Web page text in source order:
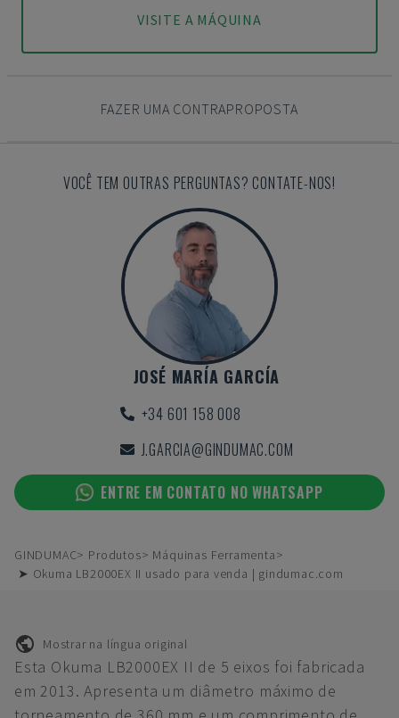
VISITE A MÁQUINA
FAZER UMA CONTRAPROPOSTA
VOCÊ TEM OUTRAS PERGUNTAS? CONTATE-NOS!
JOSÉ MARÍA GARCÍA
+34 601 158 008
J.GARCIA@GINDUMAC.COM
ENTRE EM CONTATO NO WHATSAPP
GINDUMAC Produtos
Máquinas Ferramenta
➤ Okuma LB2000EX II usado para venda | gindumac.com
Mostrar na língua original
Esta Okuma LB2000EX II de 5 eixos foi fabricada
em 2013. Apresenta um diâmetro máximo de